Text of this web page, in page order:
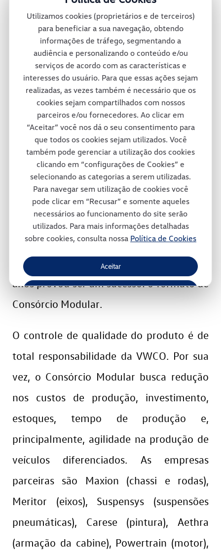
Utilizamos cookies (proprietários e de terceiros)
para beneficiar a sua navegação, obtendo
informações de tráfego, segmentando a
audiência e personalizando o conteúdo e/ou
serviços de acordo com as características e
interesses do usuário. Para que essas ações sejam
realizadas, as vezes também é necessário que os
cookies sejam compartilhados com nossos
parceiros e/ou fornecedores. Ao clicar em
“Aceitar” você nos dá o seu consentimento para
que todos os cookies sejam utilizados. Você
também pode gerenciar a utilização dos cookies
clicando em “configurações de Cookies” e
selecionando as categorias a serem utilizadas.
Para navegar sem utilização de cookies você
pode clicar em “Recusar” e somente aqueles
necessários ao funcionamento do site serão
utilizados. Para mais informações detalhadas
sobre cookies, consulta nossa Política de Cookies
Aceitar
Recusar
montadora oferece mais de 30 diferentes
veículos no México e conta também com
uma rede de concessionárias para dar
suporte total a seus clientes pelas ruas e
estradas mexicanas.
Consórcio Modular
A fábrica da Volkswagen Caminhões e
Ônibus em Resende adotou um projeto
inovador em termos de tecnologia e de
respeito ao colaborador e ao meio-
ambiente. Trata-se de um modelo
inovador de gestão e que, ao longo dos
anos provou ser um sucesso: o formato de
Consórcio Modular.
O controle de qualidade do produto é de
total responsabilidade da VWCO. Por sua
vez, o Consórcio Modular busca redução
nos custos de produção, investimento,
estoques, tempo de produção e,
principalmente, agilidade na produção de
veículos diferenciados. As empresas
parceiras são Maxion (chassi e rodas),
Meritor (eixos), Suspensys (suspensões
pneumáticas), Carese (pintura), Aethra
(armação da cabine), Powertrain (motor),